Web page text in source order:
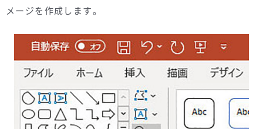
メージを作成します。